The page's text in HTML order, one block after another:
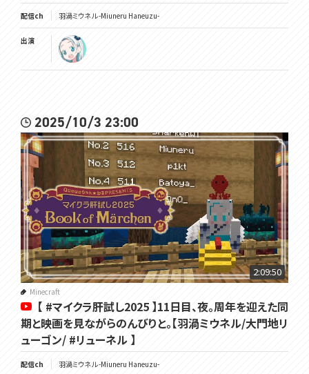
配信ch 羽渦ミウネル -Miuneru Haneuzu-
出演
2025/10/3 23:00
2:09:50
Minecraft
【 #マイクラ肝試し2025 】11日目、夜。周年を迎えた同
期と映画を見ながらのんびりと。【羽渦ミウネル/大門地リ
ューゴン/ #リューネル 】
配信ch 羽渦ミウネル -Miuneru Haneuzu-